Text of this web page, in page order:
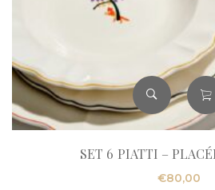
SET 6 PIATTI –
€80,00